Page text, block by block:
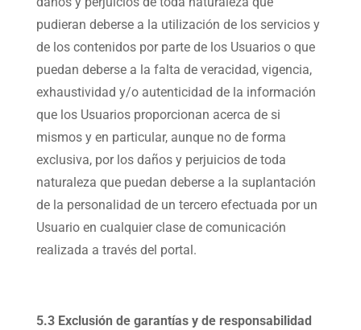
pudieran deberse a la utilización de los servicios y
de los contenidos por parte de los Usuarios o que
puedan deberse a la falta de veracidad, vigencia,
exhaustividad y/o autenticidad de la información
que los Usuarios proporcionan acerca de si
mismos y en particular, aunque no de forma
exclusiva, por los daños y perjuicios de toda
naturaleza que puedan deberse a la suplantación
de la personalidad de un tercero efectuada por un
Usuario en cualquier clase de comunicación
realizada a través del portal.
5.3 Exclusión de garantías y de responsabilidad